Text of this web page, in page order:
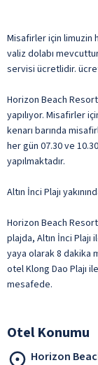
Misafirler için limuzin
valiz dolabı
servisi ücretlidir.
Horizon Beach
yapılıyor. Misafirler
kenarı barında
her gün 07.30 ve
yapılmaktadır.
Altın İnci Plajı
Horizon Beach
plajda, Altın İnci
yaya olarak 8 dakika
otel Klong Dao Plajı
mesafede.
Otel Konumu
Horizon